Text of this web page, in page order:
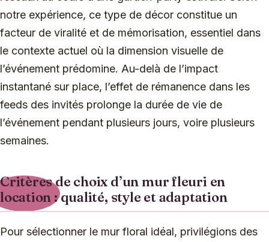
notre expérience, ce type de décor constitue un
facteur de viralité et de mémorisation, essentiel dans
le contexte actuel où la dimension visuelle de
l’événement prédomine. Au-delà de l’impact
instantané sur place, l’effet de rémanence dans les
feeds des invités prolonge la durée de vie de
l’événement pendant plusieurs jours, voire plusieurs
semaines.
Critères de choix d’un mur fleuri en
location : qualité, style et adaptation
Pour sélectionner le mur floral idéal, privilégions des